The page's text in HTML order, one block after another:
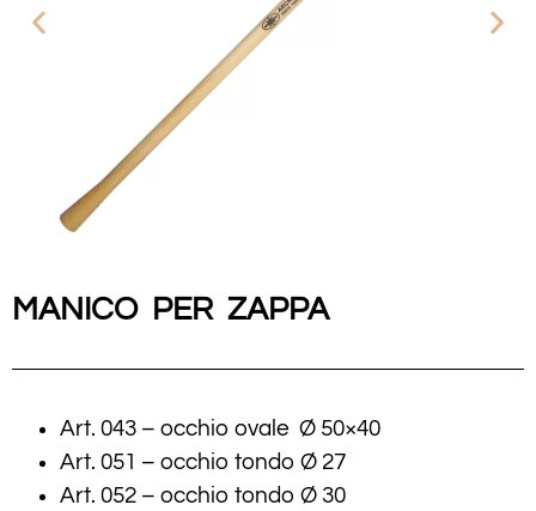
MANICO PER ZAPPA
Art. 043 – occhio ovale Ø 50×40
Art. 051 – occhio tondo Ø 27
Art. 052 – occhio tondo Ø 30